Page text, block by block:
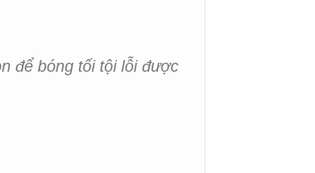
để bóng tối tội lỗi được